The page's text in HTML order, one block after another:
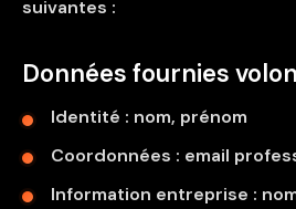
suivantes :
Données fournies
Identité : nom, prénom
Coordonnées : email
Information entreprise :